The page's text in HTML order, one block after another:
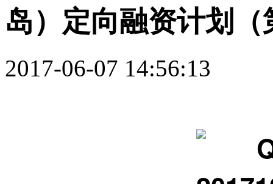
岛）定向融资计划
2017-06-07 14:56:13